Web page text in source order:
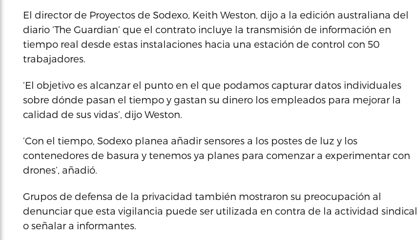
El director de Proyectos de Sodexo, Keith Weston, dijo a la edición australiana del
diario ‘The Guardian’ que el contrato incluye la transmisión de información en
tiempo real desde estas instalaciones hacia una estación de control con 50
trabajadores.
‘El objetivo es alcanzar el punto en el que podamos capturar datos individuales
sobre dónde pasan el tiempo y gastan su dinero los empleados para mejorar la
calidad de sus vidas’, dijo Weston.
‘Con el tiempo, Sodexo planea añadir sensores a los postes de luz y los
contenedores de basura y tenemos ya planes para comenzar a experimentar con
drones’, añadió.
Grupos de defensa de la privacidad también mostraron su preocupación al
denunciar que esta vigilancia puede ser utilizada en contra de la actividad sindical
o señalar a informantes.